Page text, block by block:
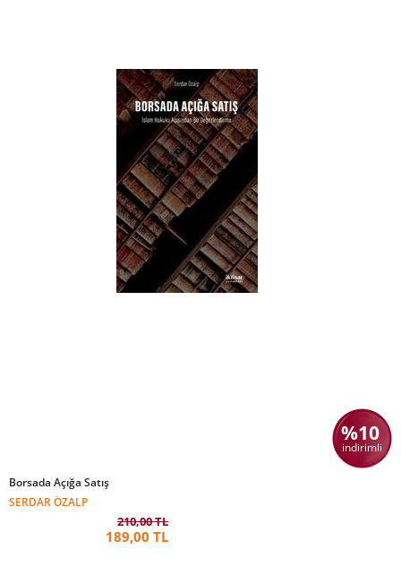
%10
indirimli
Borsada Açığa Satış
SERDAR ÖZALP
210,00 TL
189,00 TL